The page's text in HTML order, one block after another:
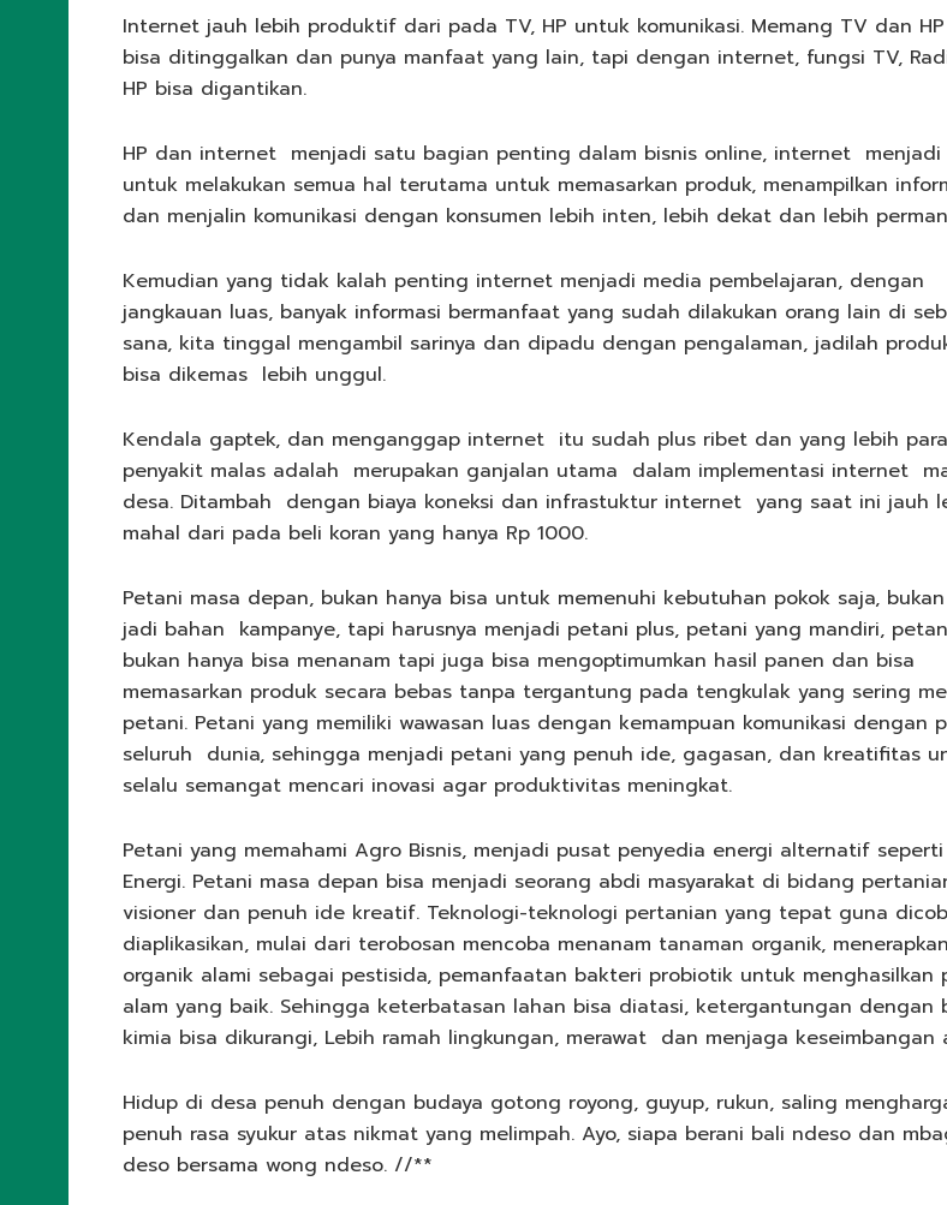
Internet jauh lebih produktif dari pada TV, HP untuk komunikasi. Memang TV dan
bisa ditinggalkan dan punya manfaat yang lain, tapi dengan internet, fungsi TV,
HP bisa digantikan.
HP dan internet menjadi satu bagian penting dalam bisnis online, internet menjadi
untuk melakukan semua hal terutama untuk memasarkan produk, menampilkan
dan menjalin komunikasi dengan konsumen lebih inten, lebih dekat dan lebih
Kemudian yang tidak kalah penting internet menjadi media pembelajaran, dengan
jangkauan luas, banyak informasi bermanfaat yang sudah dilakukan orang lain di
sana, kita tinggal mengambil sarinya dan dipadu dengan pengalaman, jadilah
bisa dikemas lebih unggul.
Kendala gaptek, dan menganggap internet itu sudah plus ribet dan yang lebih
penyakit malas adalah merupakan ganjalan utama dalam implementasi internet
desa. Ditambah dengan biaya koneksi dan infrastuktur internet yang saat ini jauh
mahal dari pada beli koran yang hanya Rp 1000.
Petani masa depan, bukan hanya bisa untuk memenuhi kebutuhan pokok saja,
jadi bahan kampanye, tapi harusnya menjadi petani plus, petani yang mandiri,
bukan hanya bisa menanam tapi juga bisa mengoptimumkan hasil panen dan bisa
memasarkan produk secara bebas tanpa tergantung pada tengkulak yang sering
petani. Petani yang memiliki wawasan luas dengan kemampuan komunikasi dengan
seluruh dunia, sehingga menjadi petani yang penuh ide, gagasan, dan kreatifitas
selalu semangat mencari inovasi agar produktivitas meningkat.
Petani yang memahami Agro Bisnis, menjadi pusat penyedia energi alternatif
Energi. Petani masa depan bisa menjadi seorang abdi masyarakat di bidang
visioner dan penuh ide kreatif. Teknologi-teknologi pertanian yang tepat guna
diaplikasikan, mulai dari terobosan mencoba menanam tanaman organik,
organik alami sebagai pestisida, pemanfaatan bakteri probiotik untuk menghasilkan
alam yang baik. Sehingga keterbatasan lahan bisa diatasi, ketergantungan dengan
kimia bisa dikurangi, Lebih ramah lingkungan, merawat dan menjaga keseimbangan
Hidup di desa penuh dengan budaya gotong royong, guyup, rukun, saling
penuh rasa syukur atas nikmat yang melimpah. Ayo, siapa berani bali ndeso dan
deso bersama wong ndeso. //**